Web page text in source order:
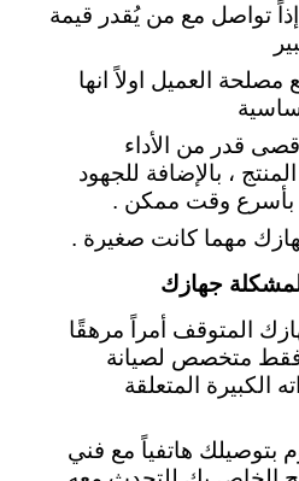
تواصل مع من يُقدر قيمة
العميل اولاً انها
قدر من الأداء
، بالإضافة للجهود
بأسرع وقت ممكن .
مهما كانت صغيرة .
المتوقف أمراً مرهقًا
فقط متخصص لصيانة
الكبيرة المتعلقة
بتوصيلك هاتفياً مع فني